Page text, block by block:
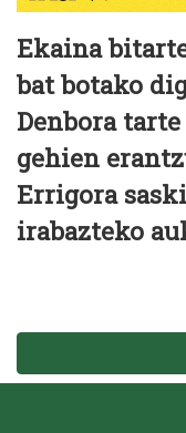
Ekaina
bat botako
Denbora
gehien
Errigora
irabazteko